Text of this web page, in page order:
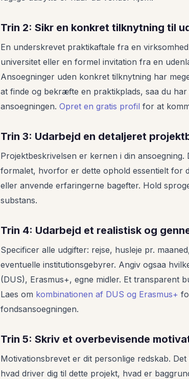
Trin 2: Sikr en konkret tilknytning til
En underskrevet praktikaftale fra en
universitet eller en formel invitation fra en
Ansoegninger uden konkret tilknytning har
at finde og bekræfte en praktikplads, saa du
ansoegningen. Opret en gratis profil for at
Trin 3: Udarbejd en detaljeret
Projektbeskrivelsen er kernen i din
formalet, hvorfor er dette ophold essentielt for
eller anvende erfaringerne bagefter. Hold
substans.
Trin 4: Udarbejd et realistisk og
Specificer alle udgifter: rejse, husleje pr.
eventuelle institutionsgebyrer. Angiv ogsaa
(DUS), Erasmus+, egne midler. Et transparent
Laes om kombinationen af DUS og Erasmus+
fondsansoegningen.
Trin 5: Skriv et overbevisende
Motivationsbrevet er dit personlige redskab.
hvad driver dig til dette projekt, hvad er